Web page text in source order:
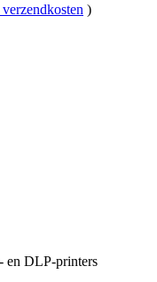
)
en DLP-printers